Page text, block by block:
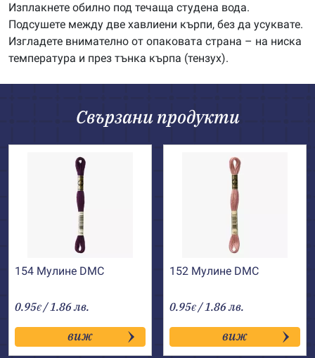
Изплакнете обилно под течаща студена вода.
Подсушете между две хавлиени кърпи, без да усуквате.
Изгладете внимателно от опаковата страна – на ниска
температура и през тънка кърпа (тензух).
Свързани продукти
154 Мулине DMC
0.95€ / 1.86 лв.
виж
152 Мулине DMC
0.95€ / 1.86 лв.
виж